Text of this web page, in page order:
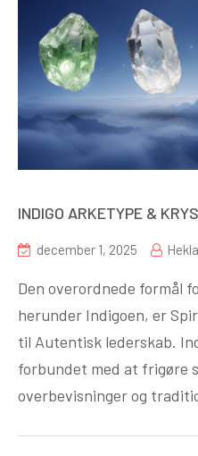
INDIGO ARKETYPE &
december 1, 2025 Hekla
Den overordnede formål
herunder Indigoen, er
til Autentisk lederskab.
forbundet med at frigøre
overbevisninger og